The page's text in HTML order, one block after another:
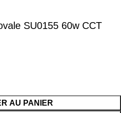
SU0155 60w CCT
AU PANIER